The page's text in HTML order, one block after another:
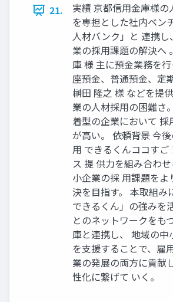
21.
実績 京都信用金庫様の
を専担とした社内ベン
人材バンク」と 連携
業の採用課題の解決へ
庫 様 主に預金業務を
座預金、普通預金、定
榊田 隆之 様 などを提
業の人材採用の困難さ
着型の企業において 採
が高い。 依頼背景 今
用 できるくんココすご
ス 提 供力を組み合わ
小企業の採 用課題をよ
決を目指す。 本取組み
できるくん」の強みを
とのネットワークをも
庫と連携し、 地域の中
を支援することで、雇
業の発展の両方に貢献
性化に繋げて いく。